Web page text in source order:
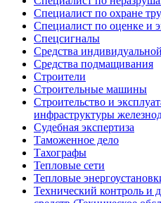
Специалист по охране
Специалист по оценке и
Спецсигналы
Средства
Средства подмащивания
Строители
Строительные машины
Строительство и
инфраструктуры
Судебная экспертиза
Таможенное дело
Тахографы
Тепловые сети
Тепловые
Технический контроль и